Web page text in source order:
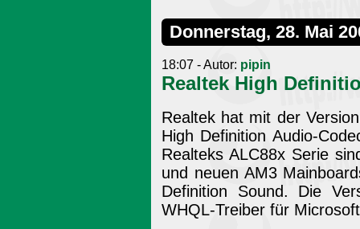
Donnerstag, 28. Mai
18:07 - Autor: pipin
Realtek High
Realtek hat mit der
High Definition Audio-
Realteks ALC88x Serie
und neuen AM3
Definition Sound. Die
WHQL-Treiber für